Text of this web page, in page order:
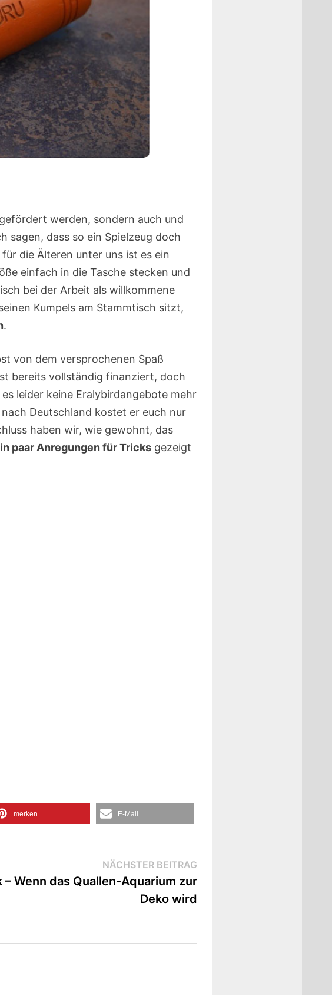
werden, sondern auch und
sagen, dass so ein Spielzeug doch
die Älteren unter uns ist es ein
einfach in die Tasche stecken und
bei der Arbeit als willkommene
Kumpels am Stammtisch sitzt,
.
von dem versprochenen Spaß
bereits vollständig finanziert, doch
leider keine Eralybirdangebote mehr
Deutschland kostet er euch nur
haben wir, wie gewohnt, das
paar Anregungen für Tricksgezeigt
merken E-Mail
NÄCHSTER BEITRAG
Beitrag:
– Wenn das Quallen-Aquarium zur
Deko wird